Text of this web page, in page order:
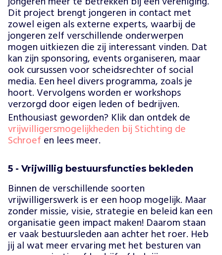
Dit project brengt jongeren in contact met
zowel eigen als externe experts, waarbij de
jongeren zelf verschillende onderwerpen
mogen uitkiezen die zij interessant vinden. Dat
kan zijn sponsoring, events organiseren, maar
ook cursussen voor scheidsrechter of social
media. Een heel divers programma, zoals je
hoort. Vervolgens worden er workshops
verzorgd door eigen leden of bedrijven.
Enthousiast geworden? Klik dan ontdek de
vrijwilligersmogelijkheden bij Stichting de
Schroef en lees meer.
5 - Vrijwillig bestuursfuncties bekleden
Binnen de verschillende soorten
vrijwilligerswerk is er een hoop mogelijk. Maar
zonder missie, visie, strategie en beleid kan een
organisatie geen impact maken! Daarom staan
er vaak bestuursleden aan achter het roer. Heb
jij al wat meer ervaring met het besturen van